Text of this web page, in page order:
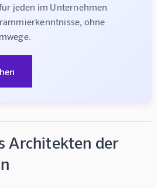
jeden im Unternehmen
ohne
Architekten der